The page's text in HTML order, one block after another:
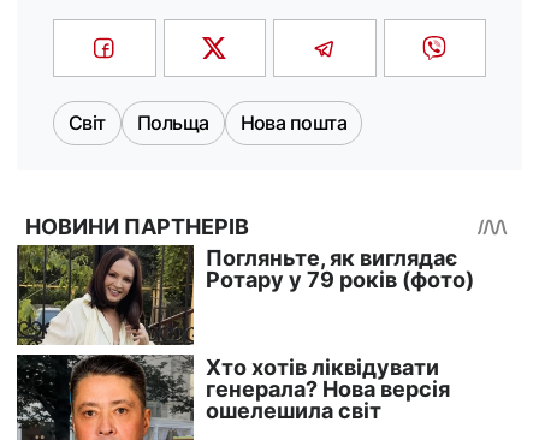
Світ Польща Нова пошта